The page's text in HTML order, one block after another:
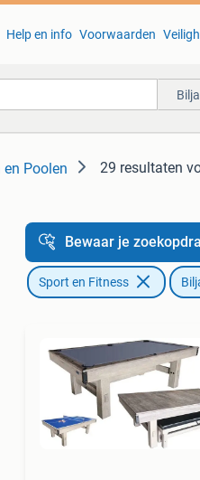
Help en info Voorwaarden
Poolen 29 resultaten
Bewaar je
Sport en Fitness